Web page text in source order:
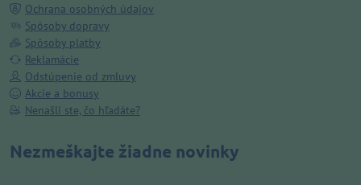
Ochrana osobných údajov
Spôsoby dopravy
Spôsoby platby
Reklamácie
Odstúpenie od zmluvy
Akcie a bonusy
Nenašli ste, čo hľadáte?
Nezmeškajte žiadne novinky